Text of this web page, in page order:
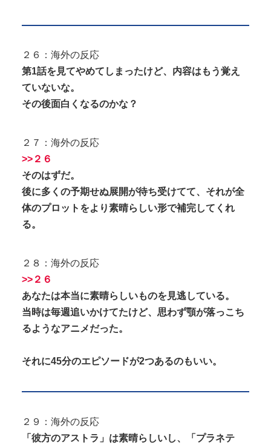
２６：海外の反応
第1話を見てやめてしまったけど、内容はもう覚え
ていないな。
その後面白くなるのかな？
２７：海外の反応
>>２６
そのはずだ。
後に多くの予期せぬ展開が待ち受けてて、それが全
体のプロットをより素晴らしい形で補完してくれ
る。
２８：海外の反応
>>２６
あなたは本当に素晴らしいものを見逃している。
当時は毎週追いかけてたけど、思わず顎が落っこち
るようなアニメだった。
それに45分のエピソードが2つあるのもいい。
２９：海外の反応
「彼方のアストラ」は素晴らしいし、「プラネテ